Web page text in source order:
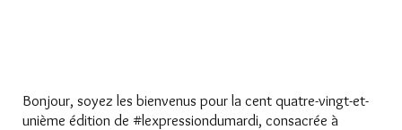
Bonjour, soyez les bienvenus pour la cent quatre-vingt-et-
unième édition de #lexpressiondumardi, consacrée à